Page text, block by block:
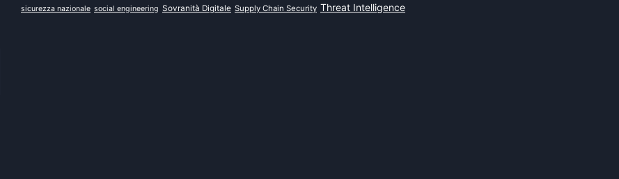
sicurezza nazionale social engineering Sovranità Digitale Supply Chain Security Threat Intelligence